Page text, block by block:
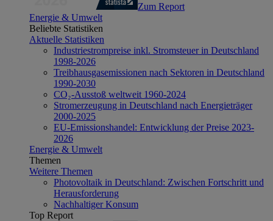
Zum Report
Energie & Umwelt
Beliebte Statistiken
Aktuelle Statistiken
Industriestrompreise inkl. Stromsteuer in Deutschland
1998-2026
Treibhausgasemissionen nach Sektoren in Deutschland
1990-2030
CO₂-Ausstoß weltweit 1960-2024
Stromerzeugung in Deutschland nach Energieträger
2000-2025
EU-Emissionshandel: Entwicklung der Preise 2023-
2026
Energie & Umwelt
Themen
Weitere Themen
Photovoltaik in Deutschland: Zwischen Fortschritt und
Herausforderung
Nachhaltiger Konsum
Top Report